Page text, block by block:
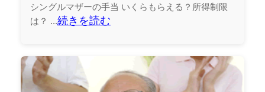
シングルマザーの手当 いくらもらえる？所得制限
は？ ...続きを読む